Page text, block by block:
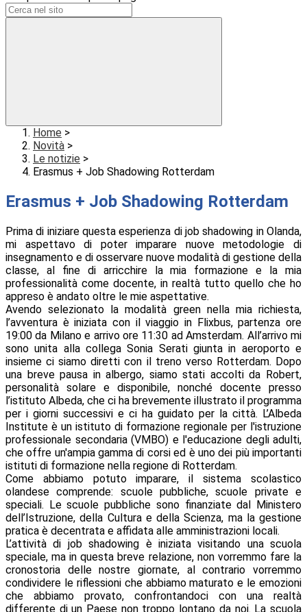
Home >
Novità >
Le notizie >
Erasmus + Job Shadowing Rotterdam
Erasmus + Job Shadowing Rotterdam
Prima di iniziare questa esperienza di job shadowing in Olanda,
mi aspettavo di poter imparare nuove metodologie di
insegnamento e di osservare nuove modalità di gestione della
classe, al fine di arricchire la mia formazione e la mia
professionalità come docente, in realtà tutto quello che ho
appreso è andato oltre le mie aspettative.
Avendo selezionato la modalità green nella mia richiesta,
l’avventura è iniziata con il viaggio in Flixbus, partenza ore
19:00 da Milano e arrivo ore 11:30 ad Amsterdam. All’arrivo mi
sono unita alla collega Sonia Serati giunta in aeroporto e
insieme ci siamo diretti con il treno verso Rotterdam. Dopo
una breve pausa in albergo, siamo stati accolti da Robert,
personalità solare e disponibile, nonché docente presso
l’istituto Albeda, che ci ha brevemente illustrato il programma
per i giorni successivi e ci ha guidato per la città. L’Albeda
Institute è un istituto di formazione regionale per l'istruzione
professionale secondaria (VMBO) e l'educazione degli adulti,
che offre un'ampia gamma di corsi ed è uno dei più importanti
istituti di formazione nella regione di Rotterdam.
Come abbiamo potuto imparare, il sistema scolastico
olandese comprende: scuole pubbliche, scuole private e
speciali. Le scuole pubbliche sono finanziate dal Ministero
dell’Istruzione, della Cultura e della Scienza, ma la gestione
pratica è decentrata e affidata alle amministrazioni locali.
L’attività di job shadowing è iniziata visitando una scuola
speciale, ma in questa breve relazione, non vorremmo fare la
cronostoria delle nostre giornate, al contrario vorremmo
condividere le riflessioni che abbiamo maturato e le emozioni
che abbiamo provato, confrontandoci con una realtà
differente di un Paese non troppo lontano da noi. La scuola